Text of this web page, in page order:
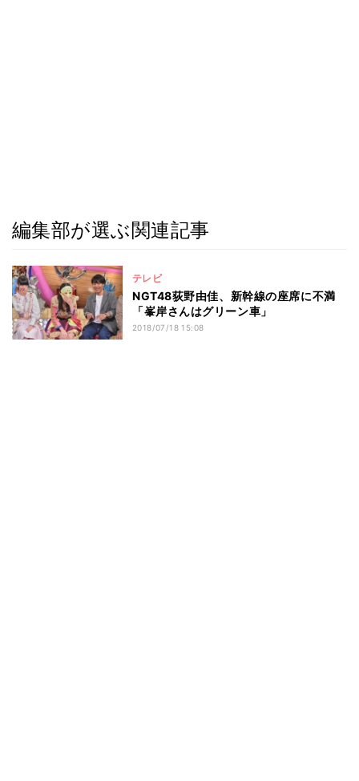
編集部が選ぶ関連記事
テレビ
NGT48荻野由佳、新幹線の座席に不満
「峯岸さんはグリーン車」
2018/07/18 15:08